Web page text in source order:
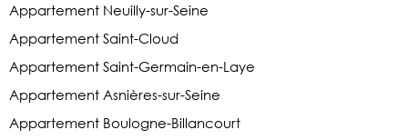
Appartement Neuilly-sur-Seine
Appartement Saint-Cloud
Appartement Saint-Germain-en-Laye
Appartement Asnières-sur-Seine
Appartement Boulogne-Billancourt